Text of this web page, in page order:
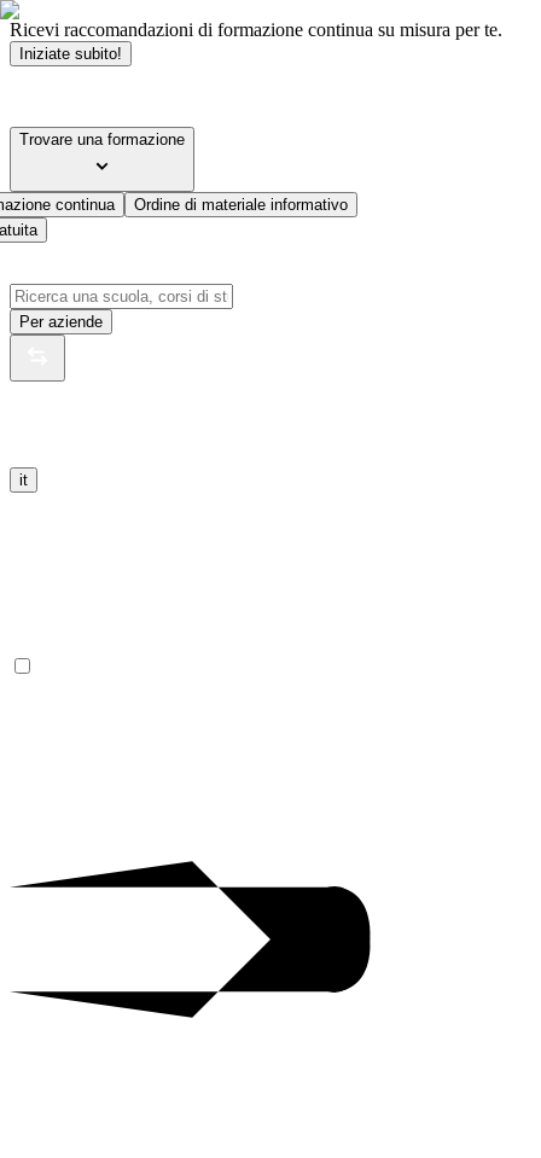
Ricevi raccomandazioni di formazione continua su misura per te.
Iniziate subito!
Trovare una formazione
continua
Ordine di materiale informativo
Per aziende
it